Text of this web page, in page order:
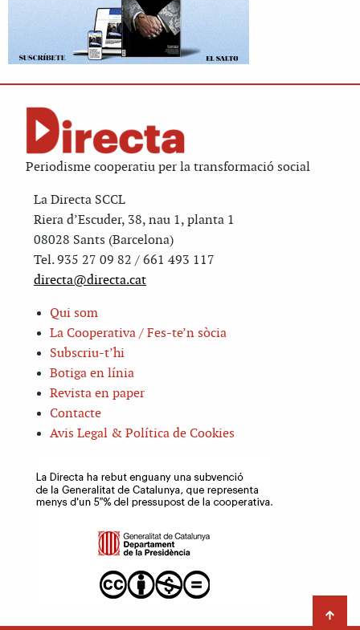
Periodisme cooperatiu per la transformació social
La Directa SCCL
Riera d’Escuder, 38, nau 1, planta 1
08028 Sants (Barcelona)
Tel. 935 27 09 82 / 661 493 117
directa@directa.cat
Qui som
La Cooperativa / Fes-te’n sòcia
Subscriu-t’hi
Botiga en línia
Revista en paper
Contacte
Avis Legal & Política de Cookies